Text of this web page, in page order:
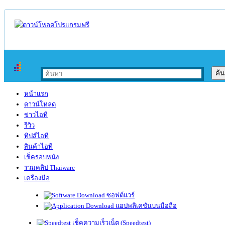
หน้าแรก
ดาวน์โหลด
ข่าวไอที
รีวิว
ทิปส์ไอที
สินค้าไอที
เช็ครอบหนัง
รวมคลิป Thaiware
เครื่องมือ
ซอฟต์แวร์
แอปพลิเคชันบนมือถือ
เช็คความเร็วเน็ต (Speedtest)